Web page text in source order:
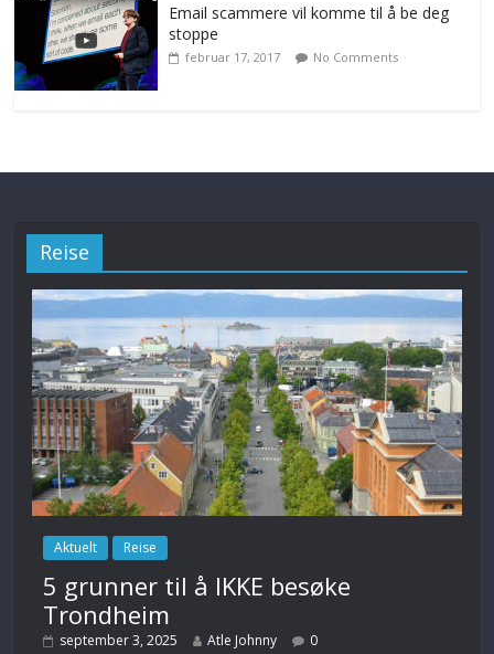
Email scammere vil komme til å be deg
stoppe
februar 17, 2017 No Comments
Reise
Aktuelt Reise
5 grunner til å IKKE besøke
Trondheim
september 3, 2025 Atle Johnny 0